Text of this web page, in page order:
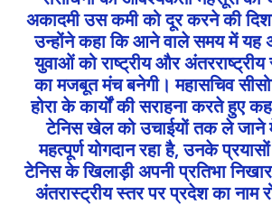
अकादमी उस कमी को दूर करने की
उन्होंने कहा कि आने वाले समय में यह
युवाओं को राष्ट्रीय और
का मजबूत मंच बनेगी। महासचिव
होरा के कार्यों की सराहना करते हुए
टेनिस खेल को उचाईयों तक ले जाने में
महत्पूर्ण योगदान रहा है, उनके
टेनिस के खिलाड़ी अपनी प्रतिभा
अंतरास्ट्रीय स्तर पर प्रदेश का नाम